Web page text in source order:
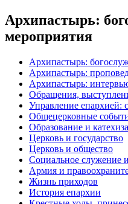
Архипастырь:
мероприятия
Архипастырь:
Архипастырь:
Архипастырь:
Обращения,
Управление епархией:
Общецерковные
Образование и
Церковь и государство
Церковь и общество
Социальное служение
Армия и
Жизнь приходов
История епархии